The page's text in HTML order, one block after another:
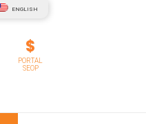
ENGLISH
PORTAL
SEOP